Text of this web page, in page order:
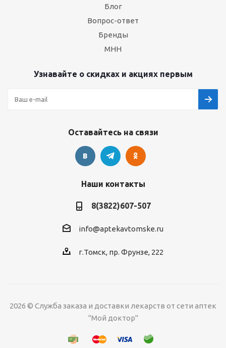
Блог
Вопрос-ответ
Бренды
МНН
Узнавайте о скидках и акциях первым
Оставайтесь на связи
Наши контакты
8(3822)607-507
info@aptekavtomske.ru
г.Томск, пр. Фрунзе, 222
2026 © Служба заказа и доставки лекарств от сети аптек
"Мой доктор"